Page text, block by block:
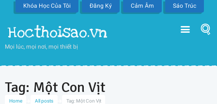
Khóa Học Của Tôi Đăng Ký Cảm Âm Sáo Trúc
Hocthoisao.vn
Mọi lúc, mọi nơi, mọi thiết bị
Home All posts Tag: Một Con Vịt
Tag: Một Con Vịt